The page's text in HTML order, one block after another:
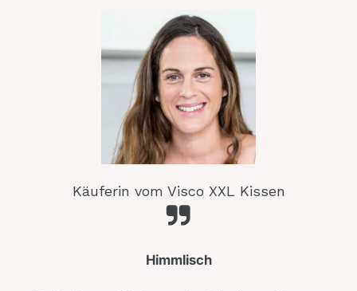
Käuferin vom Visco XXL Kissen
Himmlisch